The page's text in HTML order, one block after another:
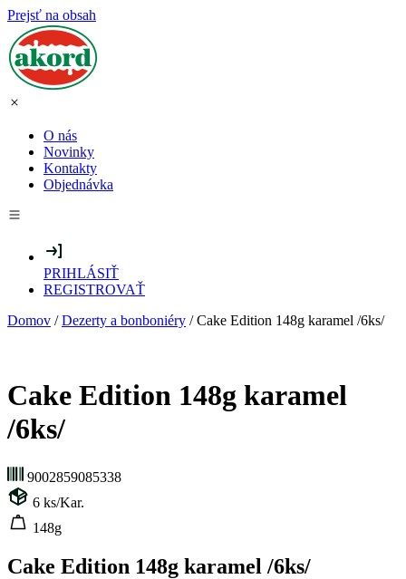
Prejsť na obsah
O nás
Novinky
Kontakty
Objednávka
PRIHLÁSIŤ
REGISTROVAŤ
Domov /Dezerty a bonboniéry / Cake Edition 148g karamel /6ks/
Cake Edition 148g karamel
/6ks/
9002859085338
6 ks/Kar.
148g
Cake Edition 148g karamel /6ks/